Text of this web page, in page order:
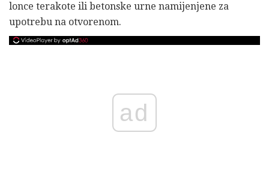
lonce terakote ili betonske urne namijenjene za
upotrebu na otvorenom.
ad